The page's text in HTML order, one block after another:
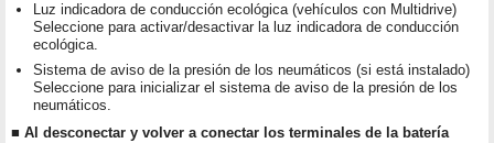
Luz indicadora de conducción ecológica (vehículos con Multidrive)
Seleccione para activar/desactivar la luz indicadora de conducción
ecológica.
Sistema de aviso de la presión de los neumáticos (si está instalado)
Seleccione para inicializar el sistema de aviso de la presión de los
neumáticos.
■ Al desconectar y volver a conectar los terminales de la batería